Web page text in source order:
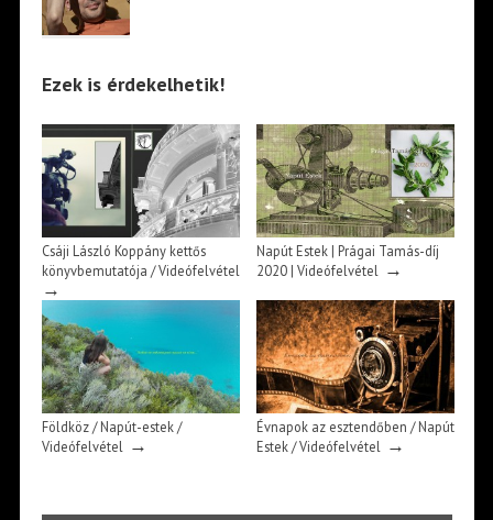
Ezek is érdekelhetik!
Csáji László Koppány kettős
könyvbemutatója / Videófelvétel
→
Napút Estek | Prágai Tamás-díj
2020 | Videófelvétel→
Földköz / Napút-estek /
Videófelvétel→
Évnapok az esztendőben / Napút
Estek / Videófelvétel→